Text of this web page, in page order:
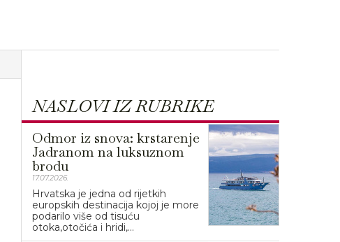
NASLOVI IZ RUBRIKE
Odmor iz snova: krstarenje
Jadranom na luksuznom
brodu
17.07.2026.
Hrvatska je jedna od rijetkih
europskih destinacija kojoj je more
podarilo više od tisuću
otoka,otočića i hridi,...